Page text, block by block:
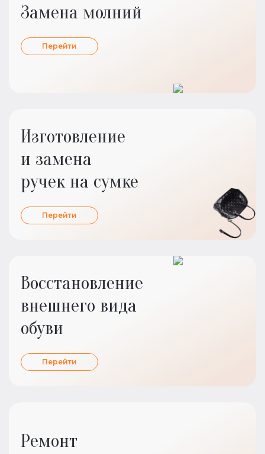
Замена молний
Перейти
Изготовление
и замена
ручек на сумке
Перейти
Восстановление
внешнего вида
обуви
Перейти
Ремонт